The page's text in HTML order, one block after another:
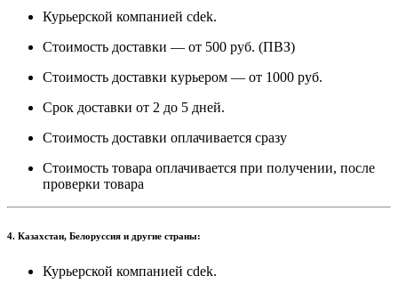
Курьерской компанией cdek.
Стоимость доставки — от 500 руб. (ПВЗ)
Стоимость доставки курьером — от 1000 руб.
Срок доставки от 2 до 5 дней.
Стоимость доставки оплачивается сразу
Стоимость товара оплачивается при получении, после
проверки товара
4. Казахстан, Белоруссия и другие страны:
Курьерской компанией cdek.